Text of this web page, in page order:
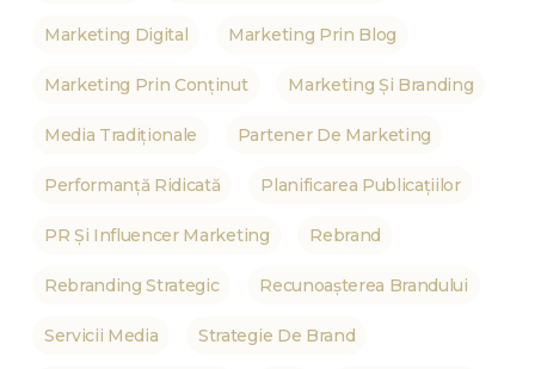
Marketing Digital Marketing Prin Blog
Marketing Prin Conținut Marketing Și Branding
Media Tradiționale Partener De Marketing
Performanță Ridicată Planificarea Publicațiilor
PR Și Influencer Marketing Rebrand
Rebranding Strategic Recunoașterea Brandului
Servicii Media Strategie De Brand